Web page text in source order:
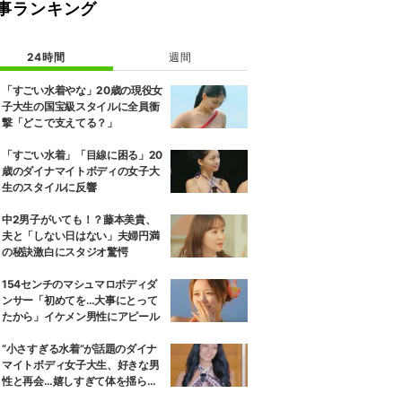
ランキング
24時間 週間
「すごい水着やな」20歳の現役女
子大生の国宝級スタイルに全員衝
撃「どこで支えてる？」
「すごい水着」「目線に困る」20
歳のダイナマイトボディの女子大
生のスタイルに反響
中2男子がいても！？藤本美貴、
夫と「しない日はない」夫婦円満
の秘訣激白にスタジオ驚愕
154センチのマシュマロボディダ
ンサー「初めてを…大事にとって
たから」イケメン男性にアピール
“小さすぎる水着”が話題のダイナ
マイトボディ女子大生、好きな男
性と再会…嬉しすぎて体を揺らし